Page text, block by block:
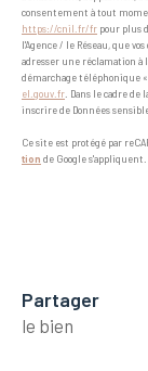
consentement à tout
https://cnil.fr/fr pour plus
l'Agence / le Réseau, que
adresser une réclamation à
démarchage téléphonique
el.gouv.fr . Dans le cadre
inscrire de Données
Ce site est protégé par
tion de Google s'appliquent.
partager
le bien